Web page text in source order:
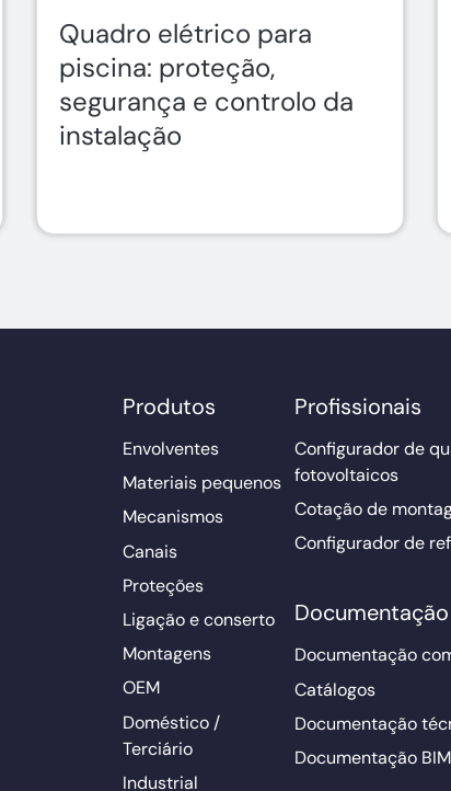
Quadro elétrico para
piscina: proteção,
segurança e controlo da
instalação
Produtos
Envolventes
Materiais pequenos
Mecanismos
Canais
Proteções
Ligação e conserto
Montagens
OEM
Doméstico /
Terciário
Industrial
Profissionais
Configurador de
fotovoltaicos
Cotação de
Configurador de
Documentação
Documentação
Catálogos
Documentação
Documentação BIM